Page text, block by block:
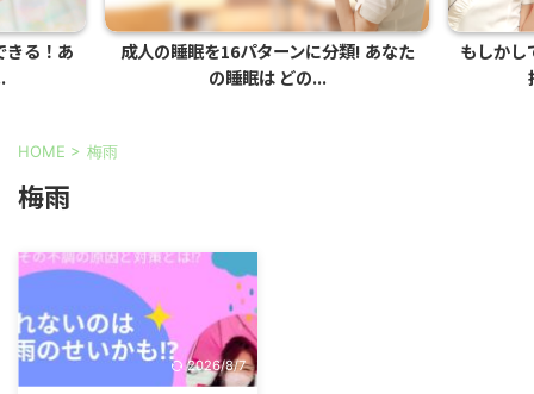
きる！あ
成人の睡眠を16パターンに分類! あなた
の睡眠は どの...
もしかし
HOME > 梅雨
梅雨
2026/8/7